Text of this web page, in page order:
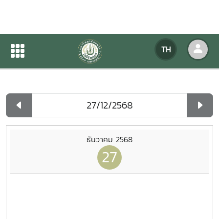
TH
ปฏิทินกิจกรรมของหน่วยงาน
ปฏิทินกิจกรรมของหน่วยงาน
ธันวาคม 2568
27